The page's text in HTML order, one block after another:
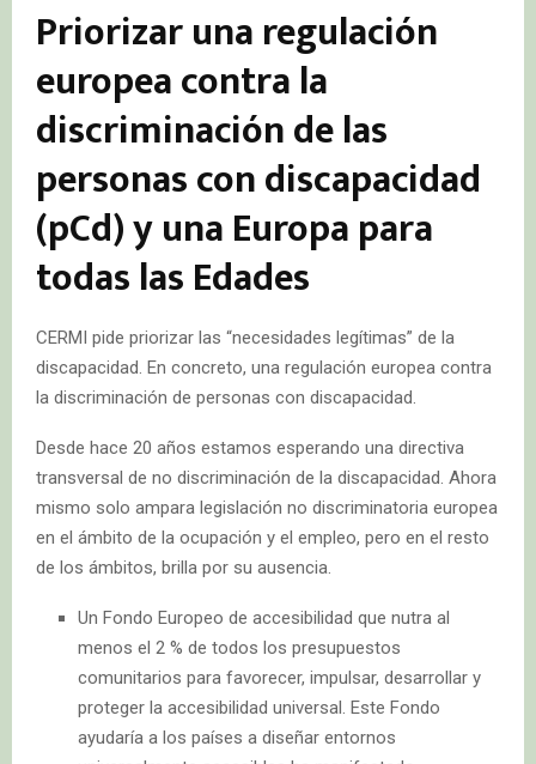
Priorizar una regulación
europea contra la
discriminación de las
personas con discapacidad
(pCd) y una Europa para
todas las Edades
CERMI pide priorizar las “necesidades legítimas” de la
discapacidad. En concreto, una regulación europea contra
la discriminación de personas con discapacidad.
Desde hace 20 años estamos esperando una directiva
transversal de no discriminación de la discapacidad. Ahora
mismo solo ampara legislación no discriminatoria europea
en el ámbito de la ocupación y el empleo, pero en el resto
de los ámbitos, brilla por su ausencia.
Un Fondo Europeo de accesibilidad que nutra al
menos el 2 % de todos los presupuestos
comunitarios para favorecer, impulsar, desarrollar y
proteger la accesibilidad universal. Este Fondo
ayudaría a los países a diseñar entornos